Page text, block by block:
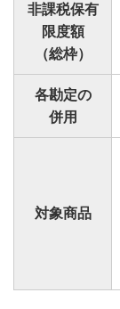
非課税保有
限度額
（総枠）
各勘定の
併用
対象商品